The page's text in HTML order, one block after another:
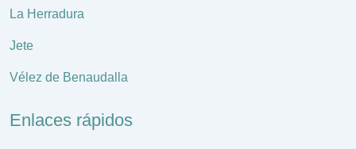
La Herradura
Jete
Vélez de Benaudalla
Enlaces rápidos